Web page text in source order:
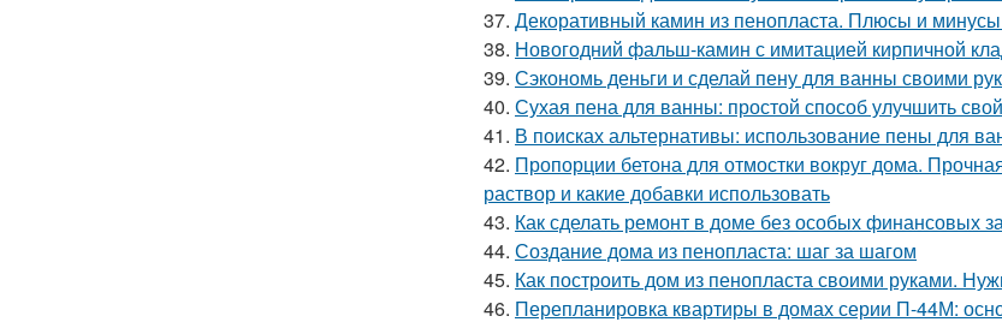
37. Декоративный камин из пенопласта. Плюсы и
38. Новогодний фальш-камин с имитацией кирпичной
39. Сэкономь деньги и сделай пену для ванны своими
40. Сухая пена для ванны: простой способ улучшить
41. В поисках альтернативы: использование пены для
42. Пропорции бетона для отмостки вокруг дома.
раствор и какие добавки использовать
43. Как сделать ремонт в доме без особых финансовых
44. Создание дома из пенопласта: шаг за шагом
45. Как построить дом из пенопласта своими руками.
46. Перепланировка квартиры в домах серии П-44М: